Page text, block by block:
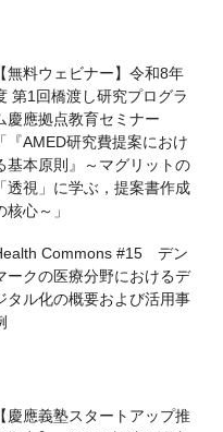
【無料ウェビナー】令和8年
第1回橋渡し研究プログラ
慶應拠点教育セミナー
「『AMED研究費提案におけ
基本原則』～マグリットの
「透視」に学ぶ，提案書作成
核心～」
Commons #15 デン
ークの医療分野におけるデ
タル化の概要および活用事
【慶應義塾スタートアップ推